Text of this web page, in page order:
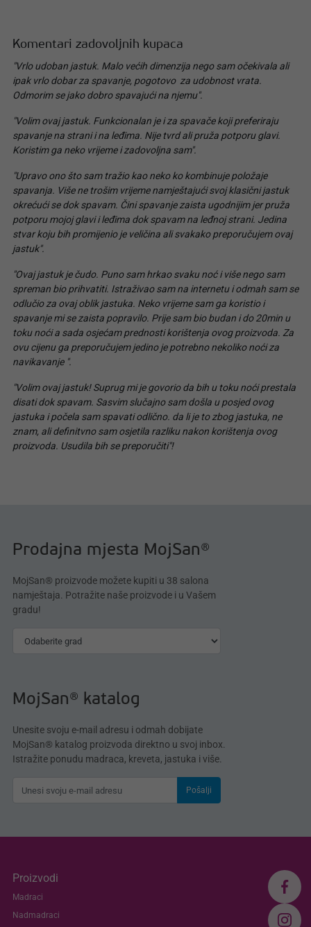
Komentari zadovoljnih kupaca
"Vrlo udoban jastuk. Malo većih dimenzija nego sam očekivala ali
ipak vrlo dobar za spavanje, pogotovo za udobnost vrata.
Odmorim se jako dobro spavajući na njemu".
"Volim ovaj jastuk. Funkcionalan je i za spavače koji preferiraju
spavanje na strani i na leđima. Nije tvrd ali pruža potporu glavi.
Koristim ga neko vrijeme i zadovoljna sam".
"Upravo ono što sam tražio kao neko ko kombinuje položaje
spavanja. Više ne trošim vrijeme namještajući svoj klasični jastuk
okrećući se dok spavam. Čini spavanje zaista ugodnijim jer pruža
potporu mojoj glavi i leđima dok spavam na leđnoj strani. Jedina
stvar koju bih promijenio je veličina ali svakako preporučujem ovaj
jastuk".
"Ovaj jastuk je čudo. Puno sam hrkao svaku noć i više nego sam
spreman bio prihvatiti. Istraživao sam na internetu i odmah sam se
odlučio za ovaj oblik jastuka. Neko vrijeme sam ga koristio i
spavanje mi se zaista popravilo. Prije sam bio budan i do 20min u
toku noći a sada osjećam prednosti korištenja ovog proizvoda. Za
ovu cijenu ga preporučujem jedino je potrebno nekoliko noći za
navikavanje ".
"Volim ovaj jastuk! Suprug mi je govorio da bih u toku noći prestala
disati dok spavam. Sasvim slučajno sam došla u posjed ovog
jastuka i počela sam spavati odlično. da li je to zbog jastuka, ne
znam, ali definitvno sam osjetila razliku nakon korištenja ovog
proizvoda. Usudila bih se preporučiti"!
Prodajna mjesta MojSan®
MojSan® proizvode možete kupiti u 38 salona
namještaja. Potražite naše proizvode i u Vašem
gradu!
MojSan® katalog
Unesite svoju e-mail adresu i odmah dobijate
MojSan® katalog proizvoda direktno u svoj inbox.
Istražite ponudu madraca, kreveta, jastuka i više.
Pošalji
Proizvodi
Madraci
Nadmadraci